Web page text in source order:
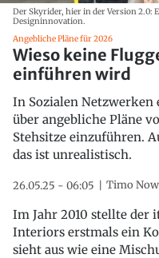
Der Skyrider, hier in der Version 2.0:
Designinnovation.
Angebliche Pläne für 2026
Wieso keine
einführen wird
In Sozialen Netzwerken
über angebliche Pläne
Stehsitze einzuführen.
das ist unrealistisch.
26.05.25 - 06:05 Timo
Im Jahr 2010 stellte der
Interiors erstmals ein
sieht aus wie eine